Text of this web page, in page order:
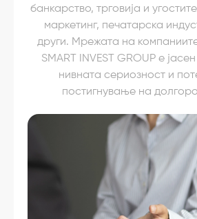
банкарство, трговија и
маркетинг, печатарска
други. Мрежата на
SMART INVEST GROUP е
нивната сериозност и
постигнување на